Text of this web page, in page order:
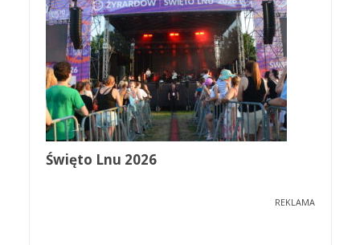
Święto Lnu 2026
REKLAMA